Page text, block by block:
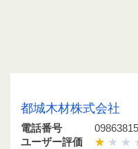
都城木材株式会社
電話番号
ユーザー評価